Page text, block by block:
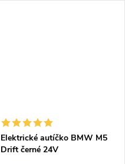
Elektrické autíčko BMW M5
Drift černé 24V